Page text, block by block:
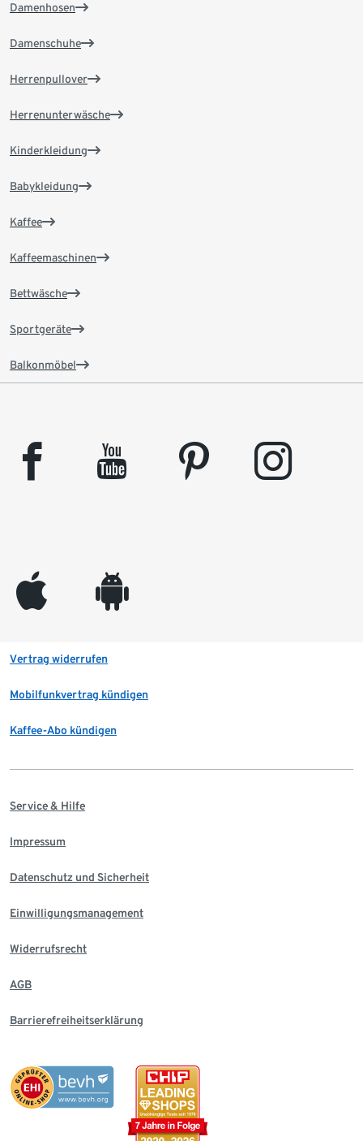
Damenhosen
Damenschuhe
Herrenpullover
Herrenunterwäsche
Kinderkleidung
Babykleidung
Kaffee
Kaffeemaschinen
Bettwäsche
Sportgeräte
Balkonmöbel
facebook youtube pinterest instagram
appleinc android
Vertrag widerrufen
Mobilfunkvertrag kündigen
Kaffee-Abo kündigen
Service & Hilfe
Impressum
Datenschutz und Sicherheit
Einwilligungsmanagement
Widerrufsrecht
AGB
Barrierefreiheitserklärung